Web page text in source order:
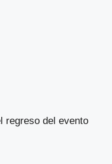
regreso del evento